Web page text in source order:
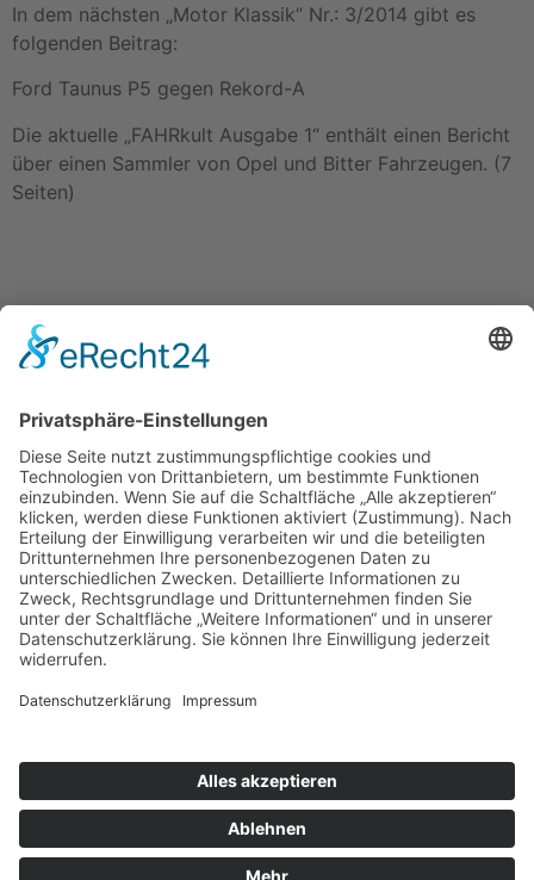
In dem nächsten „Motor Klassik“ Nr.: 3/2014 gibt es
folgenden Beitrag:
Ford Taunus P5 gegen Rekord-A
Die aktuelle „FAHRkult Ausgabe 1“ enthält einen Bericht
über einen Sammler von Opel und Bitter Fahrzeugen. (7
Seiten)
Impressum
Mitgliederbereich
Umsetzung:DOUBLE-A-DESIGN
Suche
Hier können Sie die gesamte Webseite durchsuchen: